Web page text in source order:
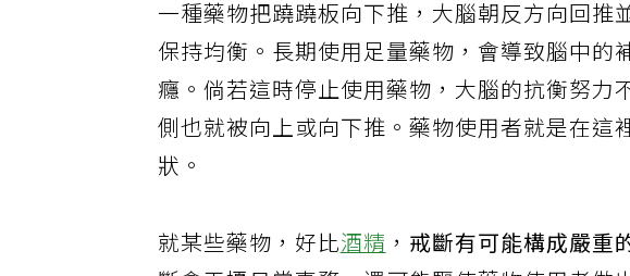
一種藥物把蹺蹺板向下推，大腦朝反方向回
保持均衡。長期使用足量藥物，會導致腦中的
癮。倘若這時停止使用藥物，大腦的抗衡努
側也就被向上或向下推。藥物使用者就是在這
狀。
就某些藥物，好比酒精 ，戒斷有可能構成嚴重